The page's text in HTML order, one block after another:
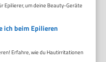
Epilierer, um deine Beauty-Geräte
ich beim Epilieren
Erfahre, wie du Hautirritationen